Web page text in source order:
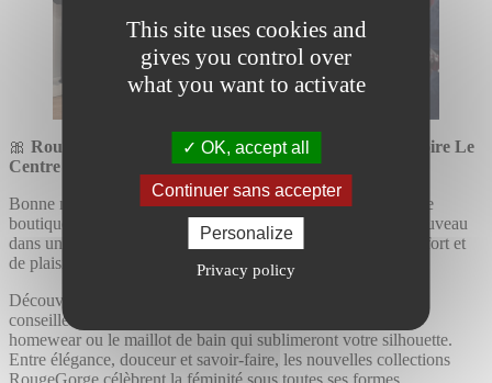
This site uses cookies and
gives you control over
what you want to activate
OK, accept all
Continuer sans accepter
Personalize
Privacy policy
🎀 RougeGorge Lingerie rouvre ses portes à Saint-Grégoire Le
Centre !
Bonne nouvelle pour toutes les amoureuses de lingerie : votre
boutique RougeGorge fait peau neuve et vous accueille à nouveau
dans un espace entièrement repensé pour encore plus de confort et
de plaisir shopping.
Découvrez un univers moderne, chaleureux et intime, où nos
conseillères vous accompagnent pour trouver la lingerie, le
homewear ou le maillot de bain qui sublimeront votre silhouette.
Entre élégance, douceur et savoir-faire, les nouvelles collections